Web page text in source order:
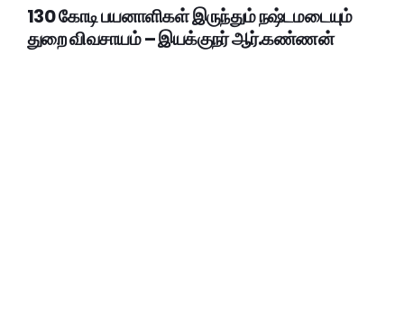
130 கோடி பயனாளிகள் இருந்தும் நஷ்டமடையும்
துறை விவசாயம் – இயக்குநர் ஆர்.கண்ணன்